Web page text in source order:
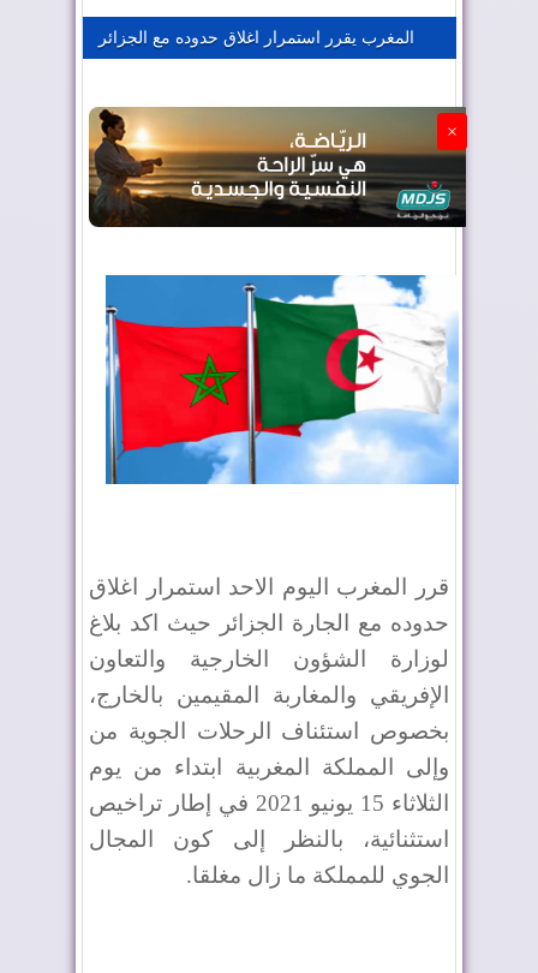
المغرب يقرر استمرار اغلاق حدوده مع الجزائر
×
قرر المغرب اليوم الاحد استمرار اغلاق
حدوده مع الجارة الجزائر حيث اكد بلاغ
لوزارة الشؤون الخارجية والتعاون
الإفريقي والمغاربة المقيمين بالخارج،
بخصوص استئناف الرحلات الجوية من
وإلى المملكة المغربية ابتداء من يوم
الثلاثاء 15 يونيو 2021 في إطار تراخيص
استثنائية، بالنظر إلى كون المجال
الجوي للمملكة ما زال مغلقا.